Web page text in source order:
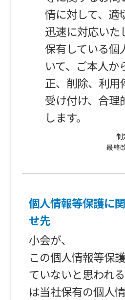
情に対して、適
迅速に対応いた
保有している個
いて、ご本人か
正、削除、利用
受け付け、合理
します。
制
最終
個人情報等保護に
せ先
小会が、
この個人情報等保
ていないと思われ
は当社保有の個人